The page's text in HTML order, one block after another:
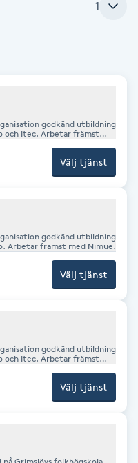
1
godkänd utbildning
och Itec. Arbetar främst
Välj tjänst
godkänd utbildning
och har internationell examen i Cidesco. Arbetar främst med Nimue.
Välj tjänst
godkänd utbildning
främst
Välj tjänst